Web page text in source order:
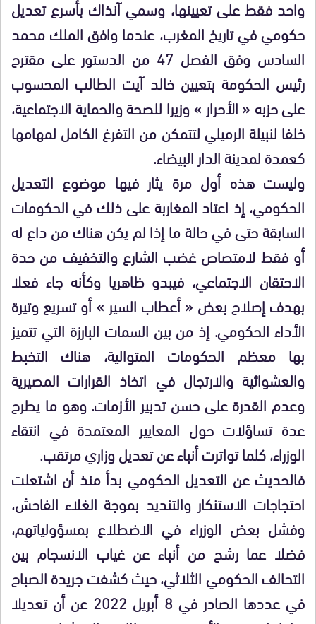
واحد فقط على تعيينها، وسمي آنذاك بأسرع تعديل
حكومي في تاريخ المغرب، عندما وافق الملك محمد
السادس وفق الفصل 47 من الدستور على مقترح
رئيس الحكومة بتعيين خالد آيت الطالب المحسوب
على حزبه « الأحرار » وزيرا للصحة والحماية الاجتماعية،
خلفا لنبيلة الرميلي لتتمكن من التفرغ الكامل لمهامها
كعمدة لمدينة الدار البيضاء.
وليست هذه أول مرة يثار فيها موضوع التعديل
الحكومي، إذ اعتاد المغاربة على ذلك في الحكومات
السابقة حتى في حالة ما إذا لم يكن هناك من داع له
أو فقط لامتصاص غضب الشارع والتخفيف من حدة
الاحتقان الاجتماعي، فيبدو ظاهريا وكأنه جاء فعلا
بهدف إصلاح بعض « أعطاب السير » أو تسريع وتيرة
الأداء الحكومي. إذ من بين السمات البارزة التي تتميز
بها معظم الحكومات المتوالية، هناك التخبط
والعشوائية والارتجال في اتخاذ القرارات المصيرية
وعدم القدرة على حسن تدبير الأزمات. وهو ما يطرح
عدة تساؤلات حول المعايير المعتمدة في انتقاء
الوزراء، كلما تواترت أنباء عن تعديل وزاري مرتقب.
فالحديث عن التعديل الحكومي بدأ منذ أن اشتعلت
احتجاجات الاستنكار والتنديد بموجة الغلاء الفاحش،
وفشل بعض الوزراء في الاضطلاع بمسؤولياتهم،
فضلا عما رشح من أنباء عن غياب الانسجام بين
التحالف الحكومي الثلاثي، حيث كشفت جريدة الصباح
في عددها الصادر في 8 أبريل 2022 عن أن تعديلا